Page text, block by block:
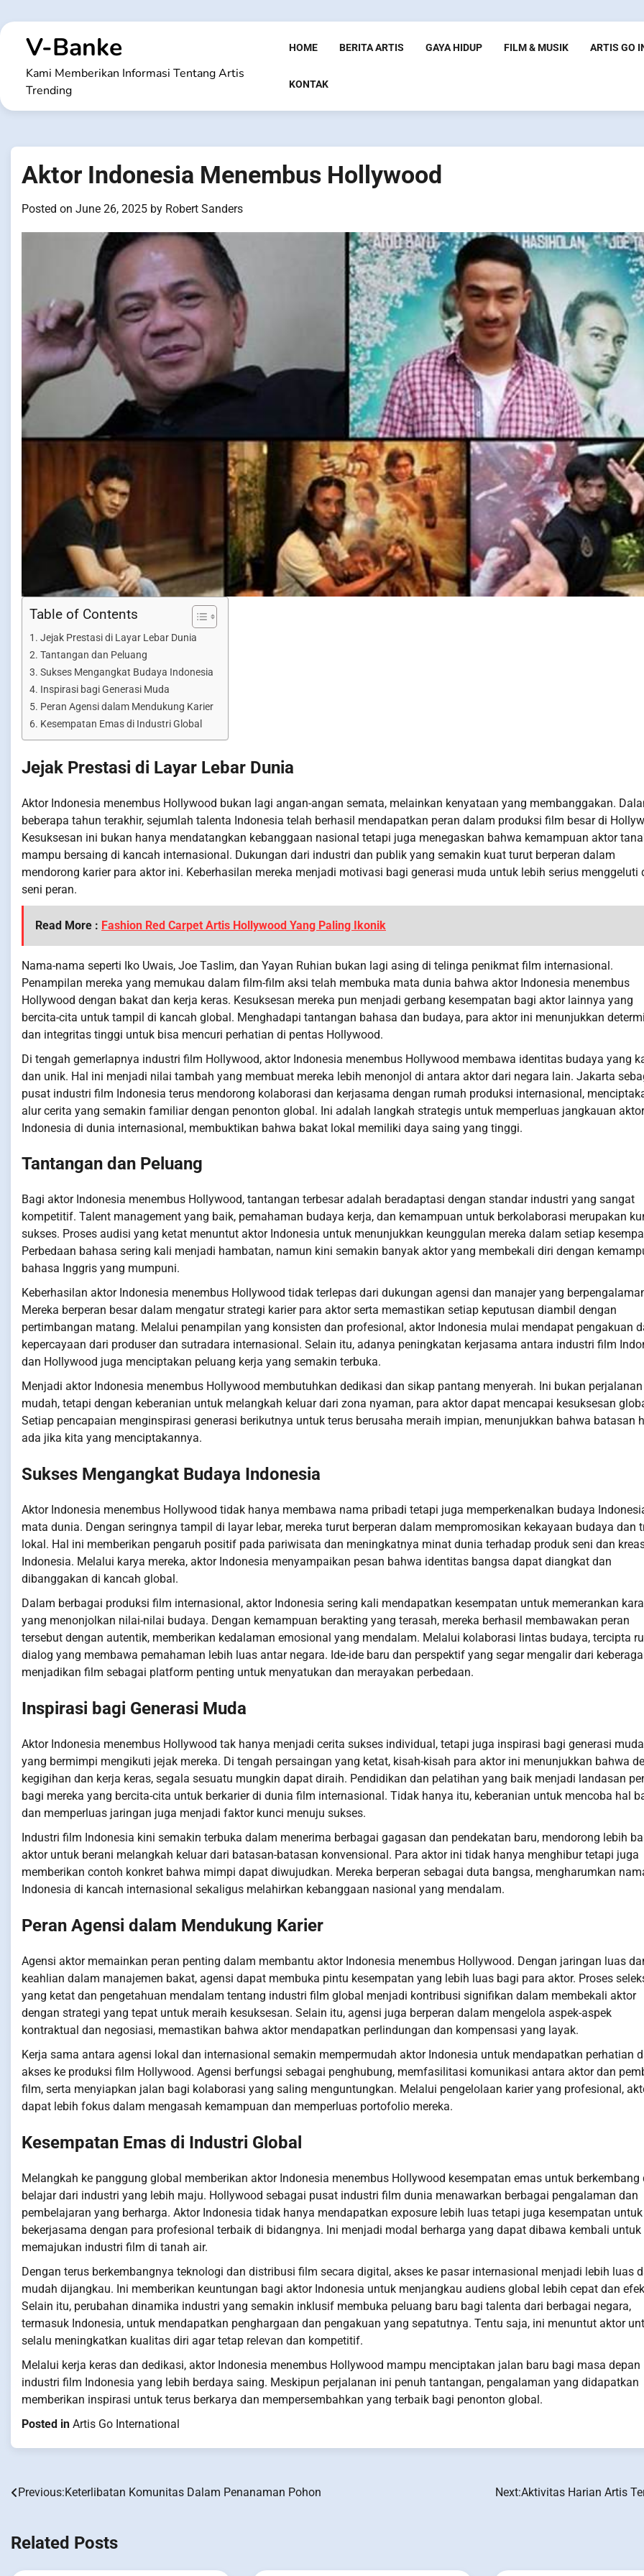
to
contentV-Banke
Kami Memberikan Informasi Tentang Artis
Trending
HOME BERITA ARTIS GAYA HIDUP FILM & MUSIK ARTIS GO
KONTAK
Aktor Indonesia Menembus Hollywood
Posted on June 26, 2025 by Robert Sanders
Table of Contents
Jejak Prestasi di Layar Lebar Dunia
Tantangan dan Peluang
Sukses Mengangkat Budaya Indonesia
Inspirasi bagi Generasi Muda
Peran Agensi dalam Mendukung Karier
Kesempatan Emas di Industri Global
Jejak Prestasi di Layar Lebar Dunia
Aktor Indonesia menembus Hollywood bukan lagi angan-angan semata, melainkan kenyataan yang membanggakan.
beberapa tahun terakhir, sejumlah talenta Indonesia telah berhasil mendapatkan peran dalam produksi film besar di
Kesuksesan ini bukan hanya mendatangkan kebanggaan nasional tetapi juga menegaskan bahwa kemampuan aktor
mampu bersaing di kancah internasional. Dukungan dari industri dan publik yang semakin kuat turut berperan dalam
mendorong karier para aktor ini. Keberhasilan mereka menjadi motivasi bagi generasi muda untuk lebih serius menggeluti
seni peran.
Read More : Fashion Red Carpet Artis Hollywood Yang Paling Ikonik
Nama-nama seperti Iko Uwais, Joe Taslim, dan Yayan Ruhian bukan lagi asing di telinga penikmat film internasional.
Penampilan mereka yang memukau dalam film-film aksi telah membuka mata dunia bahwa aktor Indonesia menembus
Hollywood dengan bakat dan kerja keras. Kesuksesan mereka pun menjadi gerbang kesempatan bagi aktor lainnya yang
bercita-cita untuk tampil di kancah global. Menghadapi tantangan bahasa dan budaya, para aktor ini menunjukkan
dan integritas tinggi untuk bisa mencuri perhatian di pentas Hollywood.
Di tengah gemerlapnya industri film Hollywood, aktor Indonesia menembus Hollywood membawa identitas budaya yang
dan unik. Hal ini menjadi nilai tambah yang membuat mereka lebih menonjol di antara aktor dari negara lain. Jakarta
pusat industri film Indonesia terus mendorong kolaborasi dan kerjasama dengan rumah produksi internasional,
alur cerita yang semakin familiar dengan penonton global. Ini adalah langkah strategis untuk memperluas jangkauan aktor
Indonesia di dunia internasional, membuktikan bahwa bakat lokal memiliki daya saing yang tinggi.
Tantangan dan Peluang
Bagi aktor Indonesia menembus Hollywood, tantangan terbesar adalah beradaptasi dengan standar industri yang sangat
kompetitif. Talent management yang baik, pemahaman budaya kerja, dan kemampuan untuk berkolaborasi merupakan
sukses. Proses audisi yang ketat menuntut aktor Indonesia untuk menunjukkan keunggulan mereka dalam setiap
Perbedaan bahasa sering kali menjadi hambatan, namun kini semakin banyak aktor yang membekali diri dengan
bahasa Inggris yang mumpuni.
Keberhasilan aktor Indonesia menembus Hollywood tidak terlepas dari dukungan agensi dan manajer yang
Mereka berperan besar dalam mengatur strategi karier para aktor serta memastikan setiap keputusan diambil dengan
pertimbangan matang. Melalui penampilan yang konsisten dan profesional, aktor Indonesia mulai mendapat pengakuan
kepercayaan dari produser dan sutradara internasional. Selain itu, adanya peningkatan kerjasama antara industri film
dan Hollywood juga menciptakan peluang kerja yang semakin terbuka.
Menjadi aktor Indonesia menembus Hollywood membutuhkan dedikasi dan sikap pantang menyerah. Ini bukan
mudah, tetapi dengan keberanian untuk melangkah keluar dari zona nyaman, para aktor dapat mencapai kesuksesan
Setiap pencapaian menginspirasi generasi berikutnya untuk terus berusaha meraih impian, menunjukkan bahwa batasan
ada jika kita yang menciptakannya.
Sukses Mengangkat Budaya Indonesia
Aktor Indonesia menembus Hollywood tidak hanya membawa nama pribadi tetapi juga memperkenalkan budaya
mata dunia. Dengan seringnya tampil di layar lebar, mereka turut berperan dalam mempromosikan kekayaan budaya dan
lokal. Hal ini memberikan pengaruh positif pada pariwisata dan meningkatnya minat dunia terhadap produk seni dan
Indonesia. Melalui karya mereka, aktor Indonesia menyampaikan pesan bahwa identitas bangsa dapat diangkat dan
dibanggakan di kancah global.
Dalam berbagai produksi film internasional, aktor Indonesia sering kali mendapatkan kesempatan untuk memerankan
yang menonjolkan nilai-nilai budaya. Dengan kemampuan berakting yang terasah, mereka berhasil membawakan peran
tersebut dengan autentik, memberikan kedalaman emosional yang mendalam. Melalui kolaborasi lintas budaya, tercipta
dialog yang membawa pemahaman lebih luas antar negara. Ide-ide baru dan perspektif yang segar mengalir dari
menjadikan film sebagai platform penting untuk menyatukan dan merayakan perbedaan.
Inspirasi bagi Generasi Muda
Aktor Indonesia menembus Hollywood tak hanya menjadi cerita sukses individual, tetapi juga inspirasi bagi generasi muda
yang bermimpi mengikuti jejak mereka. Di tengah persaingan yang ketat, kisah-kisah para aktor ini menunjukkan bahwa
kegigihan dan kerja keras, segala sesuatu mungkin dapat diraih. Pendidikan dan pelatihan yang baik menjadi landasan
bagi mereka yang bercita-cita untuk berkarier di dunia film internasional. Tidak hanya itu, keberanian untuk mencoba hal
dan memperluas jaringan juga menjadi faktor kunci menuju sukses.
Industri film Indonesia kini semakin terbuka dalam menerima berbagai gagasan dan pendekatan baru, mendorong lebih
aktor untuk berani melangkah keluar dari batasan-batasan konvensional. Para aktor ini tidak hanya menghibur tetapi juga
memberikan contoh konkret bahwa mimpi dapat diwujudkan. Mereka berperan sebagai duta bangsa, mengharumkan
Indonesia di kancah internasional sekaligus melahirkan kebanggaan nasional yang mendalam.
Peran Agensi dalam Mendukung Karier
Agensi aktor memainkan peran penting dalam membantu aktor Indonesia menembus Hollywood. Dengan jaringan luas
keahlian dalam manajemen bakat, agensi dapat membuka pintu kesempatan yang lebih luas bagi para aktor. Proses
yang ketat dan pengetahuan mendalam tentang industri film global menjadi kontribusi signifikan dalam membekali aktor
dengan strategi yang tepat untuk meraih kesuksesan. Selain itu, agensi juga berperan dalam mengelola aspek-aspek
kontraktual dan negosiasi, memastikan bahwa aktor mendapatkan perlindungan dan kompensasi yang layak.
Kerja sama antara agensi lokal dan internasional semakin mempermudah aktor Indonesia untuk mendapatkan perhatian
akses ke produksi film Hollywood. Agensi berfungsi sebagai penghubung, memfasilitasi komunikasi antara aktor dan
film, serta menyiapkan jalan bagi kolaborasi yang saling menguntungkan. Melalui pengelolaan karier yang profesional,
dapat lebih fokus dalam mengasah kemampuan dan memperluas portofolio mereka.
Kesempatan Emas di Industri Global
Melangkah ke panggung global memberikan aktor Indonesia menembus Hollywood kesempatan emas untuk berkembang
belajar dari industri yang lebih maju. Hollywood sebagai pusat industri film dunia menawarkan berbagai pengalaman dan
pembelajaran yang berharga. Aktor Indonesia tidak hanya mendapatkan exposure lebih luas tetapi juga kesempatan untuk
bekerjasama dengan para profesional terbaik di bidangnya. Ini menjadi modal berharga yang dapat dibawa kembali untuk
memajukan industri film di tanah air.
Dengan terus berkembangnya teknologi dan distribusi film secara digital, akses ke pasar internasional menjadi lebih luas
mudah dijangkau. Ini memberikan keuntungan bagi aktor Indonesia untuk menjangkau audiens global lebih cepat dan
Selain itu, perubahan dinamika industri yang semakin inklusif membuka peluang baru bagi talenta dari berbagai negara,
termasuk Indonesia, untuk mendapatkan penghargaan dan pengakuan yang sepatutnya. Tentu saja, ini menuntut aktor
selalu meningkatkan kualitas diri agar tetap relevan dan kompetitif.
Melalui kerja keras dan dedikasi, aktor Indonesia menembus Hollywood mampu menciptakan jalan baru bagi masa depan
industri film Indonesia yang lebih berdaya saing. Meskipun perjalanan ini penuh tantangan, pengalaman yang didapatkan
memberikan inspirasi untuk terus berkarya dan mempersembahkan yang terbaik bagi penonton global.
Posted in Artis Go International
Post
Previous:Keterlibatan Komunitas Dalam Penanaman Pohon Next:Aktivitas Harian Artis
Related Posts